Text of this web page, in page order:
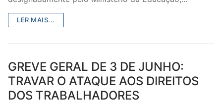
LER MAIS...
GREVE GERAL DE 3 DE JUNHO:
TRAVAR O ATAQUE AOS DIREITOS
DOS TRABALHADORES